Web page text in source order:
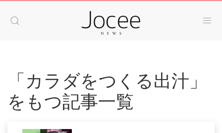
「カラダをつくる出汁」
をもつ記事一覧